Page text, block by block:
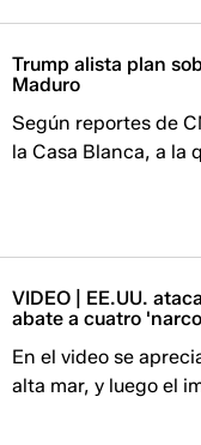
Trump alista plan
Maduro
Según reportes de
la Casa Blanca, a la
VIDEO | EE.UU.
abate a cuatro
En el video se
alta mar, y luego el